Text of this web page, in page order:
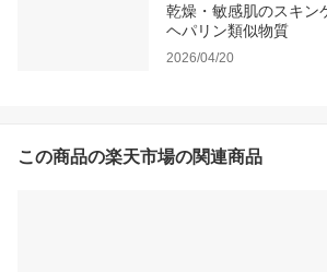
乾燥・敏感肌のスキン
ヘパリン類似物質
2026/04/20
この商品の楽天市場の関連商品